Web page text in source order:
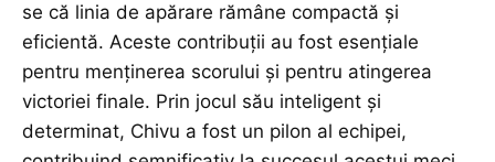
se că linia de apărare rămâne compactă și
eficientă. Aceste contribuții au fost esențiale
pentru menținerea scorului și pentru atingerea
victoriei finale. Prin jocul său inteligent și
determinat, Chivu a fost un pilon al echipei,